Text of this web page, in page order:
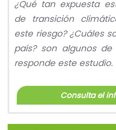
¿Qué tan expuesta
de transición
este riesgo? ¿Cuáles
país?son algunos de
responde este estudio.
Consulta el